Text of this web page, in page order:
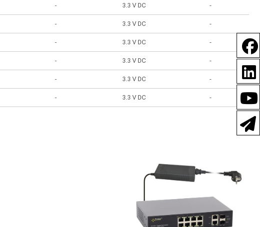
- 3.3 V DC -
- 3.3 V DC -
- 3.3 V DC -
- 3.3 V DC -
- 3.3 V DC -
- 3.3 V DC -